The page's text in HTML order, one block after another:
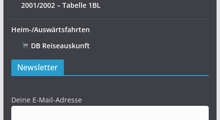
2001/2002 – Tabelle 1BL
Heim-/Auswärtsfahrten
DB Reiseauskunft
Newsletter
Deine E-Mail-Adresse